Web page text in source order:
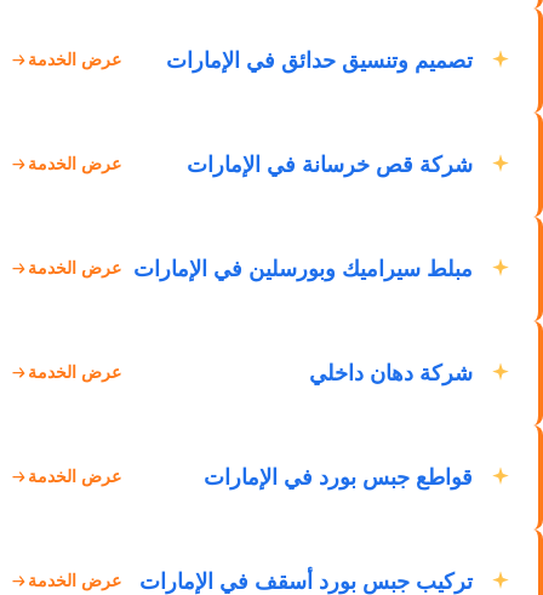
تصميم وتنسيق حدائق في الإمارات عرض الخدمة
شركة قص خرسانة في الإمارات عرض الخدمة
مبلط سيراميك وبورسلين في الإمارات عرض الخدمة
شركة دهان داخلي عرض الخدمة
قواطع جبس بورد في الإمارات عرض الخدمة
تركيب جبس بورد أسقف في الإمارات عرض الخدمة